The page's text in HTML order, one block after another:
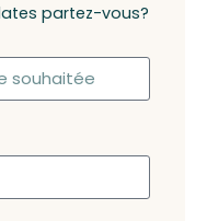
partez-vous?